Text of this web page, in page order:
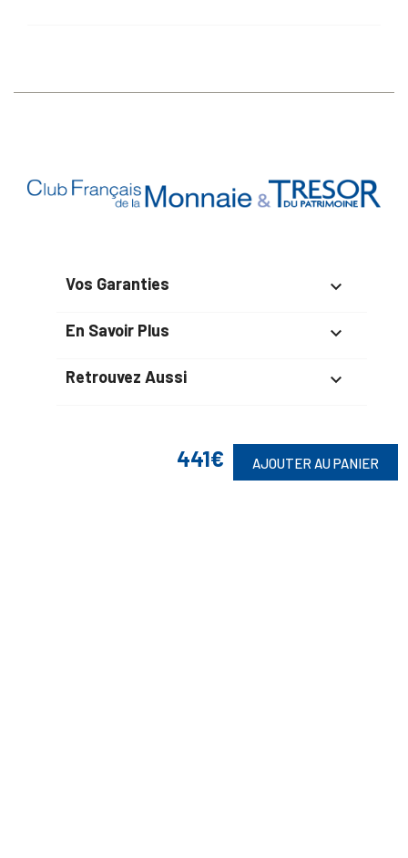
441€ AJOUTER AU PANIER
Vos Garanties 
En Savoir Plus 
Retrouvez Aussi 
Suivez-Nous